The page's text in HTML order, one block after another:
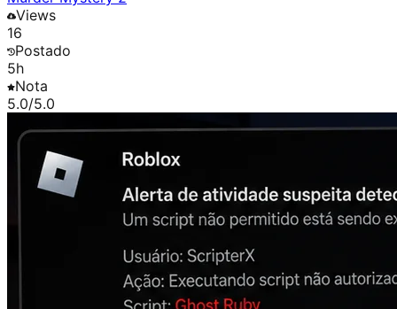
Views
16
Postado
5h
Nota
5.0/5.0